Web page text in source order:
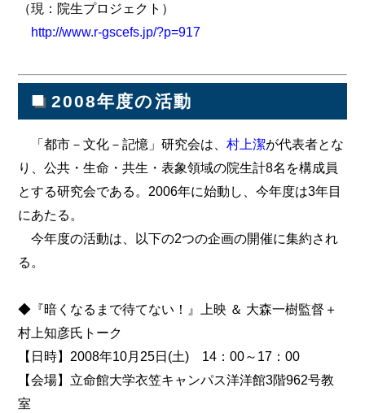
（現：院生プロジェクト）
http://www.r-gscefs.jp/?p=917
■ 2008年度の活動
「都市－文化－記憶」研究会は、村上潔が代表者とな
り、公共・生命・共生・表象領域の院生計8名を構成員
とする研究会である。2006年に始動し、今年度は3年目
にあたる。
今年度の活動は、以下の2つの企画の開催に集約され
る。
◆『暗くなるまで待てない！』上映 ＆ 大森一樹監督＋
村上知彦氏トーク
【日時】2008年10月25日(土) 14：00～17：00
【会場】立命館大学衣笠キャンパス洋洋館3階962号教
室